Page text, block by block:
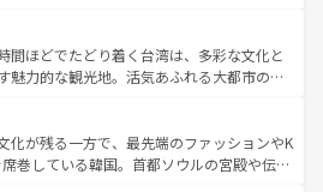
イルだ。 なお、新着のアメリカ
ツ一覧を参照してほしい。
の心で訪れる人々を迎えてくれるハワイの
ローカルフードやハワイアンミュージッ
ラダンスなど、すべてがハワイの魅力を彩
しい。 なお、新着のハワイ情報
覧を参照してほしい。
陸中央部にそびえるウルル（エアーズロッ
アの美しい原生林やケアンズの熱帯雨林な
たくさん。また、カフェやワイン、オージ
ビティも充実しており、サーフィンやダイ
ングなど、アウトドア好きにはたまらな
リアの多彩な魅力を存分に味わいつくそ
間ほどでたどり着く台湾は、多彩な文化と
魅力的な観光地。活気あふれる大都市の台
山岳地帯である台湾東部など、都市の喧騒
が共存しており、訪れる人に新しい発見と
てくれる。また、奥深い台湾の食文化も魅
化が残る一方で、最先端のファッションやK
巻している韓国。首都ソウルの宮殿や伝統